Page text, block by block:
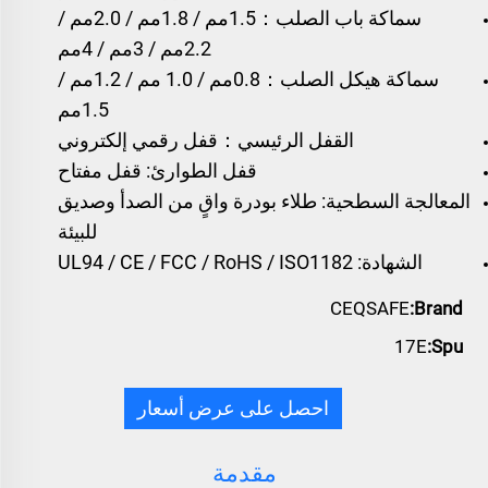
سماكة باب الصلب：1.5مم / 1.8مم / 2.0مم /
2.2مم / 3مم / 4مم
سماكة هيكل الصلب：0.8مم / 1.0 مم / 1.2مم /
1.5مم
القفل الرئيسي：قفل رقمي إلكتروني
قفل الطوارئ: قفل مفتاح
المعالجة السطحية: طلاء بودرة واقٍ من الصدأ وصديق
للبيئة
الشهادة: UL94 / CE / FCC / RoHS / ISO1182
Brand:
CEQSAFE
Spu:
17E
احصل على عرض أسعار
مقدمة